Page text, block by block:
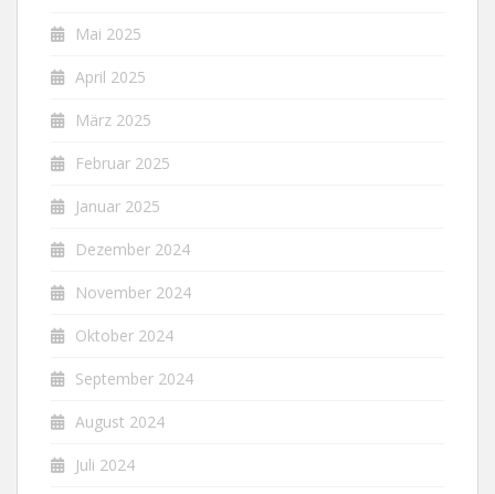
Mai 2025
April 2025
März 2025
Februar 2025
Januar 2025
Dezember 2024
November 2024
Oktober 2024
September 2024
August 2024
Juli 2024